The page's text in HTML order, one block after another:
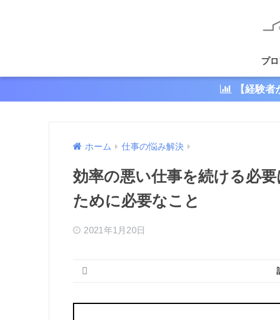
プ
【経験者
ホーム 仕事の悩み解決
効率の悪い仕事を続ける必
ために必要なこと
2021年1月20日